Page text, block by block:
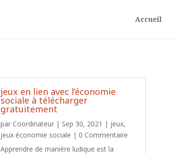
Accueil
jeux en lien avec l’économie
sociale à télécharger
gratuitement
par Coordinateur | Sep 30, 2021 | jeux,
jeux économie sociale | 0 Commentaire
Apprendre de manière ludique est la